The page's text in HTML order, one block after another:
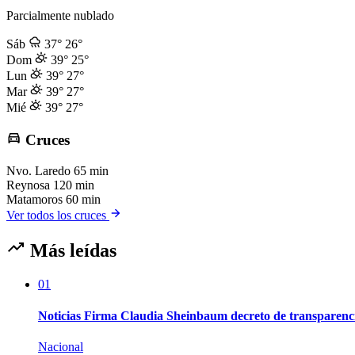
Parcialmente nublado
Sáb 37° 26°
Dom
39° 25°
Lun
39° 27°
Mar
39° 27°
Mié
39° 27°
Cruces
Nvo. Laredo 65 min
Reynosa 120 min
Matamoros 60 min
Ver todos los cruces
Más leídas
01
Noticias Firma Claudia Sheinbaum decreto de
Nacional